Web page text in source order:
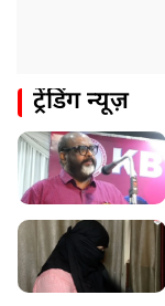
ट्रेंडिंग न्यूज़